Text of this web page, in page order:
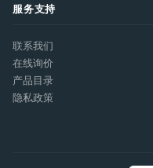
服务支持
联系我们
在线询价
产品目录
隐私政策